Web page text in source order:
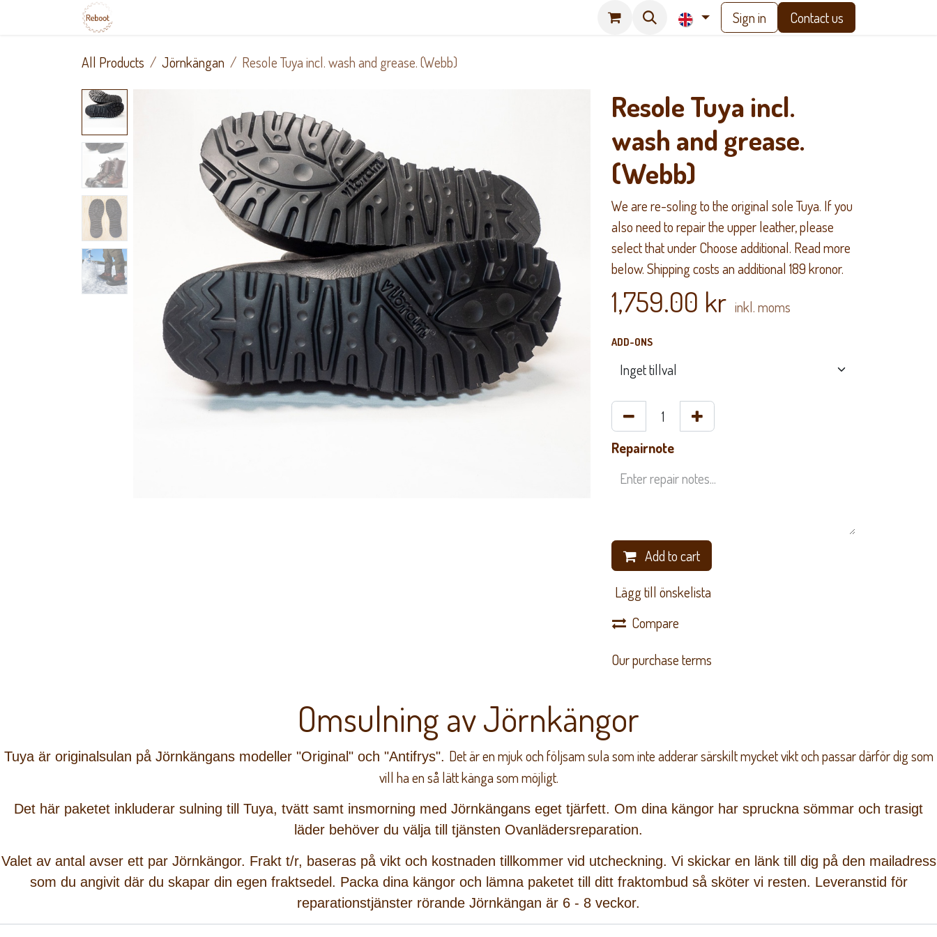
Sign in Contact us
All Products Jörnkängan Resole Tuya incl. wash and grease. (Webb)
Resole Tuya incl.
wash and grease.
(Webb)
We are re-soling to the original sole Tuya. If you
also need to repair the upper leather, please
select that under Choose additional. Read more
below. Shipping costs an additional 189 kronor.
1,759.00 kr inkl. moms
ADD-ONS
Repairnote
Add to cart
​ Lägg till önskelista
Compare
Our purchase terms
Omsulning av Jörnkängor
Tuya är originalsulan på Jörnkängans modeller "Original" och "Antifrys". Det är en mjuk och följsam sula som inte adderar särskilt mycket vikt och passar därför dig som
vill ha en så lätt känga som möjligt.
Det här paketet inkluderar sulning till Tuya, tvätt samt insmorning med Jörnkängans eget tjärfett. Om dina kängor har spruckna sömmar och trasigt
läder behöver du välja till tjänsten Ovanlädersreparation.
Valet av antal avser ett par Jörnkängor. Frakt t/r, baseras på vikt och kostnaden tillkommer vid utcheckning. Vi skickar en länk till dig på den mailadress
som du angivit där du skapar din egen fraktsedel. Packa dina kängor och lämna paketet till ditt fraktombud så sköter vi resten. Leveranstid för
reparationstjänster rörande Jörnkängan är 6 - 8 veckor.